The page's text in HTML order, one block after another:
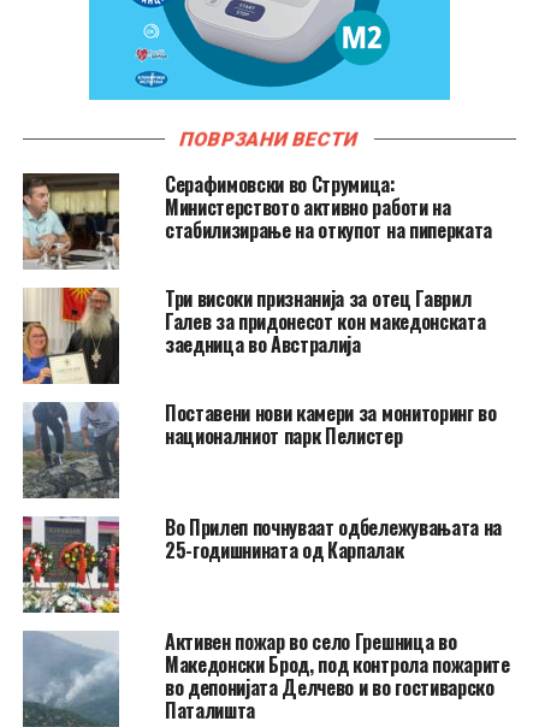
ПОВРЗАНИ ВЕСТИ
Серафимовски во Струмица:
Министерството активно работи на
стабилизирање на откупот на пиперката
Три високи признанија за отец Гаврил
Галев за придонесот кон македонската
заедница во Австралија
Поставени нови камери за мониторинг во
националниот парк Пелистер
Во Прилеп почнуваат одбележувањата на
25-годишнината од Карпалак
Активен пожар во село Грешница во
Македонски Брод, под контрола пожарите
во депонијата Делчево и во гостиварско
Паталишта